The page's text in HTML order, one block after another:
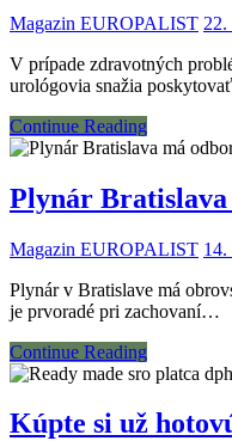
Magazin EUROPALIST 22.
V prípade zdravotných
urológovia snažia
Continue Reading
Plynár
Magazin EUROPALIST 14.
Plynár v Bratislave má
je prvoradé pri zachovaní…
Continue Reading
Kúpte si už